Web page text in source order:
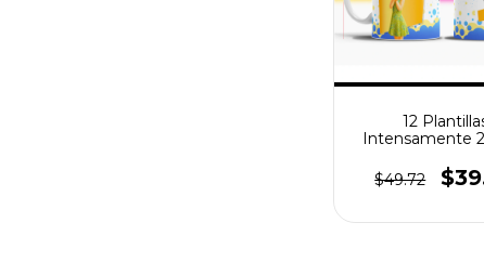
12
Intensamente
$49.72